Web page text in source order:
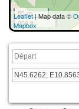
50 m
200 ft
Leaflet| Map data ©
Mapbox